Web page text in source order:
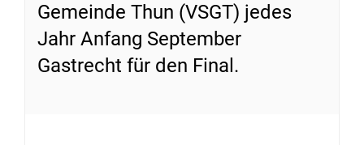
Gemeinde Thun (VSGT) jedes
Jahr Anfang September
Gastrecht für den Final.